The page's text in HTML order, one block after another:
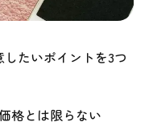
たいポイントを3つ
格とは限らない